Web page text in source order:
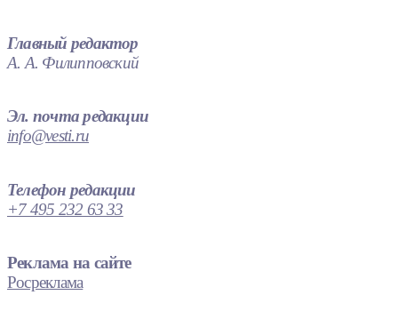
Главный редактор
А. А. Филипповский
Эл. почта редакции
info@vesti.ru
Телефон редакции
+7 495 232 63 33
Реклама на сайте
Росреклама